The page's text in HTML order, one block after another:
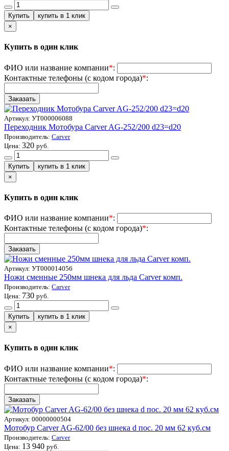
×
Купить в один клик
ФИО или название компании*:
Контактные телефоны (с кодом города)*:
Артикул: УТ000006088
Переходник Мотобура Carver AG-252/200 d23=d20
Производитель: Carver
Цена: 320 руб.
×
Купить в один клик
ФИО или название компании*:
Контактные телефоны (с кодом города)*:
Артикул: УТ000014056
Ножи сменные 250мм шнека для льда Carver комп.
Производитель: Carver
Цена: 730 руб.
×
Купить в один клик
ФИО или название компании*:
Контактные телефоны (с кодом города)*:
Артикул: 00000000504
Мотобур Carver AG-62/00 без шнека d пос. 20 мм 62 куб.см
Производитель: Carver
Цена: 13 940 руб.